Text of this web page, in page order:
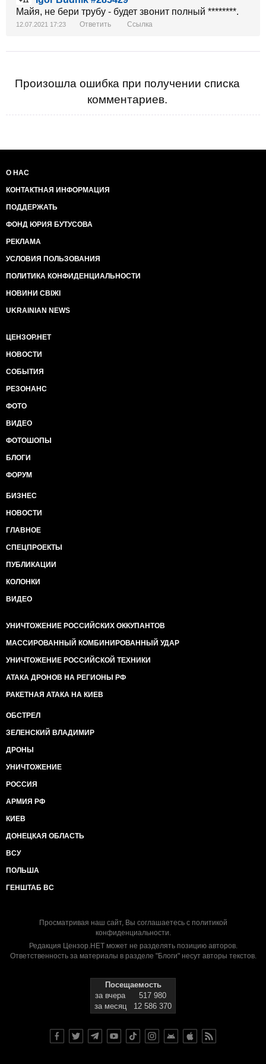
Майя, не бери трубу - будет звонит полный ********.
12.07.2021 17:23 Ответить Ссылка
Произошла ошибка при получении списка
комментариев.
О НАС
КОНТАКТНАЯ ИНФОРМАЦИЯ
ПОДДЕРЖАТЬ
ФОНД ЮРИЯ БУТУСОВА
РЕКЛАМА
УСЛОВИЯ ПОЛЬЗОВАНИЯ
ПОЛИТИКА КОНФИДЕНЦИАЛЬНОСТИ
НОВИНИ СВІЖІ
UKRAINIAN NEWS
ЦЕНЗОР.НЕТ
НОВОСТИ
СОБЫТИЯ
РЕЗОНАНС
ФОТО
ВИДЕО
ФОТОШОПЫ
БЛОГИ
ФОРУМ
БИЗНЕС
НОВОСТИ
ГЛАВНОЕ
СПЕЦПРОЕКТЫ
ПУБЛИКАЦИИ
КОЛОНКИ
ВИДЕО
УНИЧТОЖЕНИЕ РОССИЙСКИХ ОККУПАНТОВ
МАССИРОВАННЫЙ КОМБИНИРОВАННЫЙ УДАР
УНИЧТОЖЕНИЕ РОССИЙСКОЙ ТЕХНИКИ
АТАКА ДРОНОВ НА РЕГИОНЫ РФ
РАКЕТНАЯ АТАКА НА КИЕВ
ОБСТРЕЛ
ЗЕЛЕНСКИЙ ВЛАДИМИР
ДРОНЫ
УНИЧТОЖЕНИЕ
РОССИЯ
АРМИЯ РФ
КИЕВ
ДОНЕЦКАЯ ОБЛАСТЬ
ВСУ
ПОЛЬША
ГЕНШТАБ ВС
Просматривая наш сайт, Вы соглашаетесь с политикой
конфиденциальности.
Редакция Цензор.НЕТ может не разделять позицию авторов.
Ответственность за материалы в разделе "Блоги" несут авторы текстов.
Посещаемость
за вчера
517 980
за месяц
12 586 370